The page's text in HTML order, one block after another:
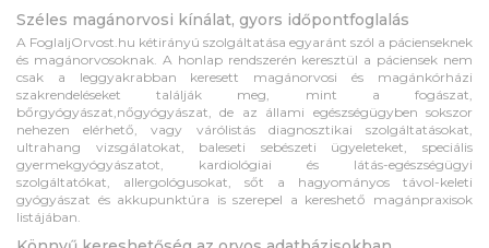
Széles magánorvosi kínálat, gyors időpontfoglalás
A FoglaljOrvost.hu kétirányú szolgáltatása egyaránt szól a pácienseknek
és magánorvosoknak. A honlap rendszerén keresztül a páciensek nem
csak a leggyakrabban keresett magánorvosi és magánkórházi
szakrendeléseket találják meg, mint a fogászat,
bőrgyógyászat,nőgyógyászat, de az állami egészségügyben sokszor
nehezen elérhető, vagy várólistás diagnosztikai szolgáltatásokat,
ultrahang vizsgálatokat, baleseti sebészeti ügyeleteket, speciális
gyermekgyógyászatot, kardiológiai és látás-egészségügyi
szolgáltatókat, allergológusokat, sőt a hagyományos távol-keleti
gyógyászat és akkupunktúra is szerepel a kereshető magánpraxisok
listájában.